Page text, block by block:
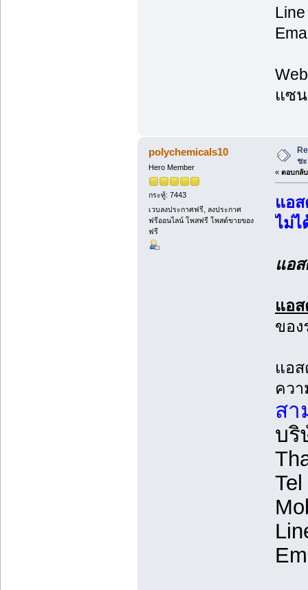
แซน
polychemicals10
Hero Member
กระทู้: 7443
เวบลงประกาศฟรี, ลงประกาศ
ฟรีออนไลน์ โพสฟรี โพสต์ขายของ
ฟรี
ช
« ตอบกลั
แอ
ไม่ไ
แอ
แอ
ขอ
แอ
ควา
สา
บริ